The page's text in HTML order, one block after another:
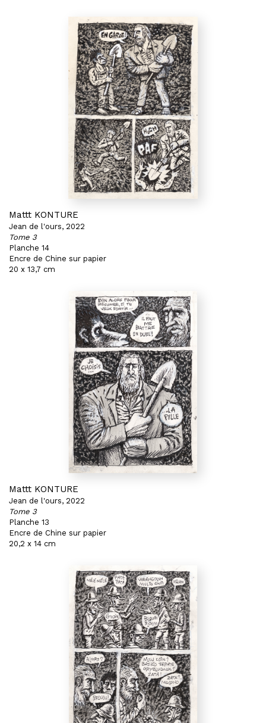
Mattt KONTURE
Jean de l'ours, 2022
Tome 3
Planche 14
Encre de Chine sur papier
20 x 13,7 cm
Mattt KONTURE
Jean de l'ours, 2022
Tome 3
Planche 13
Encre de Chine sur papier
20,2 x 14 cm